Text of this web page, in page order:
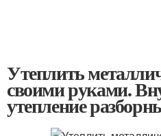
Утеплить
своими руками.
утепление